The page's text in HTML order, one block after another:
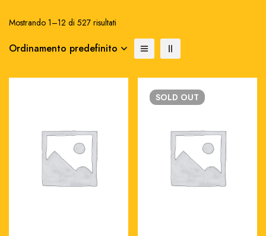
Mostrando 1–12 di 527 risultati
Ordinamento predefinito
SOLD OUT